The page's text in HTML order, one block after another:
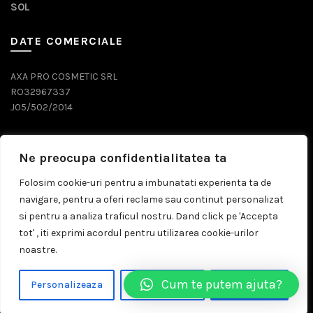
Ne preocupa confidentialitatea ta
Folosim cookie-uri pentru a imbunatati experienta ta de
navigare, pentru a oferi reclame sau continut personalizat
si pentru a analiza traficul nostru. Dand click pe 'Accepta
tot' , iti exprimi acordul pentru utilizarea cookie-urilor
noastre.
Personalizeaza Respinge Tot Accepta Tot
SOL
DATE COMERCIALE
AXA PRO COSMETIC SRL
RO32967337
J05/502/2014
0743 071 579
comenzi@prosalon.ro
Prosalon.ro | Distribuitor Cosmetice Profesionale
Timisoara
. All rights reserved
Cum te putem ajuta?